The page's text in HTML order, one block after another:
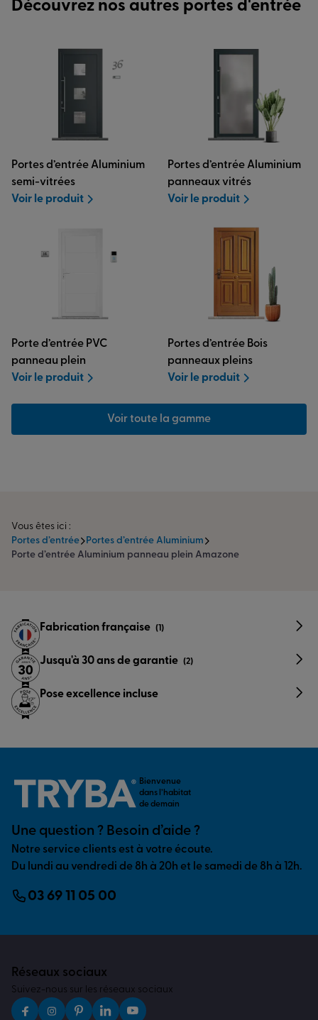
Découvrez nos autres portes d'entrée
Portes d’entrée Aluminium
semi-vitrées
Voir le produit
Portes d’entrée Aluminium
panneaux vitrés
Voir le produit
Porte d’entrée PVC
panneau plein
Voir le produit
Portes d’entrée Bois
panneaux pleins
Voir le produit
Voir toute la gamme
Vous êtes ici :
Portes d’entrée
Portes d’entrée Aluminium
Porte d’entrée Aluminium panneau plein Amazone
Fabrication française (1)
Jusqu'à 30 ans de garantie (2)
Pose excellence incluse
Bienvenue
dans l’habitat
de demain
Une question ? Besoin d’aide ?
Notre service clients est à votre écoute.
Du lundi au vendredi de 8h à 20h et le samedi de 8h à 12h.
03 69 11 05 00
Réseaux sociaux
Suivez-nous sur les réseaux sociaux